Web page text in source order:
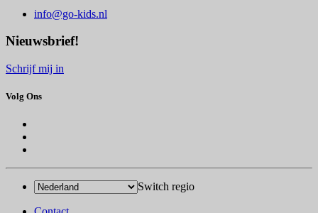
info@go-kids.nl
Nieuwsbrief!
Schrijf mij in
Volg Ons
Switch regio